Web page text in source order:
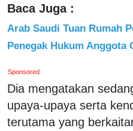
Baca Juga :
Arab Saudi Tuan Rumah
Penegak Hukum Anggota
Sponsored
Dia mengatakan
upaya-upaya serta
terutama yang